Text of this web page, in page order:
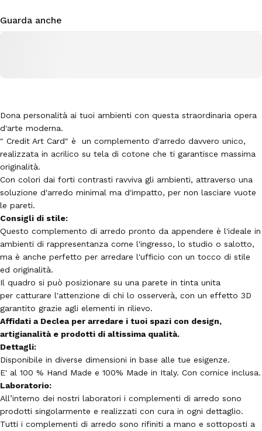
Guarda anche
Dona personalità ai tuoi ambienti con questa straordinaria opera
d'arte moderna.
" Credit Art Card" è un complemento d'arredo davvero unico,
realizzata in acrilico su tela di cotone che ti garantisce massima
originalità.
Con colori dai forti contrasti ravviva gli ambienti, attraverso una
soluzione d'arredo minimal ma d'impatto, per non lasciare vuote
le pareti.
Consigli di stile:
Questo complemento di arredo pronto da appendere è l'ideale in
ambienti di rappresentanza come l'ingresso, lo studio o salotto,
ma è anche perfetto per arredare l'ufficio con un tocco di stile
ed originalità.
Il quadro si può posizionare su una parete in tinta unita
per catturare l'attenzione di chi lo osserverà, con un effetto 3D
garantito grazie agli elementi in rilievo.
Affidati a Declea per arredare i tuoi spazi con design,
artigianalità e prodotti di altissima qualità.
Dettagli:
Disponibile in diverse dimensioni in base alle tue esigenze.
E' al 100 % Hand Made e 100% Made in Italy. Con cornice inclusa.
Laboratorio:
All’interno dei nostri laboratori i complementi di arredo sono
prodotti singolarmente e realizzati con cura in ogni dettaglio.
Tutti i complementi di arredo sono rifiniti a mano e sottoposti a